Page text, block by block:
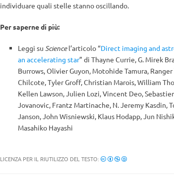
individuare quali stelle stanno oscillando.
Per saperne di più:
Leggi su Sciencel’articolo “Direct imaging and
an accelerating star” di Thayne Currie, G. Mirek
Burrows, Olivier Guyon, Motohide Tamura,
Chilcote, Tyler Groff, Christian Marois, William
Kellen Lawson, Julien Lozi, Vincent Deo,
Jovanovic, Frantz Martinache, N. Jeremy Kasdin,
Janson, John Wisniewski, Klaus Hodapp, Jun
Masahiko Hayashi
LICENZA PER IL RIUTILIZZO DEL TESTO: